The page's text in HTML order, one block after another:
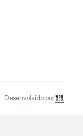
Desenvolvido por